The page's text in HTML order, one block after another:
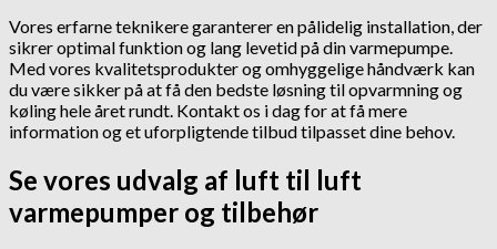
Vores erfarne teknikere garanterer en pålidelig installation, der
sikrer optimal funktion og lang levetid på din varmepumpe.
Med vores kvalitetsprodukter og omhyggelige håndværk kan
du være sikker på at få den bedste løsning til opvarmning og
køling hele året rundt. Kontakt os i dag for at få mere
information og et uforpligtende tilbud tilpasset dine behov.
Se vores udvalg af luft til luft
varmepumper og tilbehør